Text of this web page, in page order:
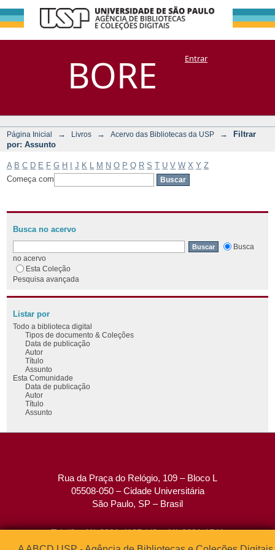
BORE
Filtrar por:
Assunto
DSpace/Manakin + CoriscoEntrar
Página Inicial → Livros → Acervo das Bibliotecas da USP →
Filtrar
por: Assunto
A B C D E F G H J K M N O P Q R S T U V W X Y Z
Começa com
Busca no acervo
Busca
no acervo
Esta Coleção
Pesquisa avançada
Listar por
Todo a biblioteca digital
Tipos de documento & Coleções
Data de publicação
Autor
Título
Assunto
Esta Comunidade
Data de publicação
Autor
Título
Assunto
Rua da Praça do Relógio, 109 – Bloco L
05508-050 – Cidade Universitária
São Paulo, SP – Brasil
Tel: (0xx11) 3091-4195 / (0xx11) 3091-1541
Fax: (0xx11) 3091-1567